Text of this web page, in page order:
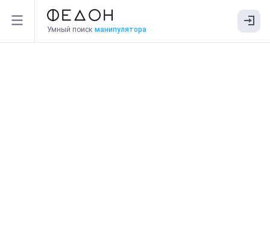
Умный поиск манипулятора